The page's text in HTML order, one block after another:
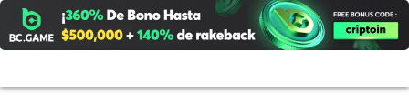
al
contenido